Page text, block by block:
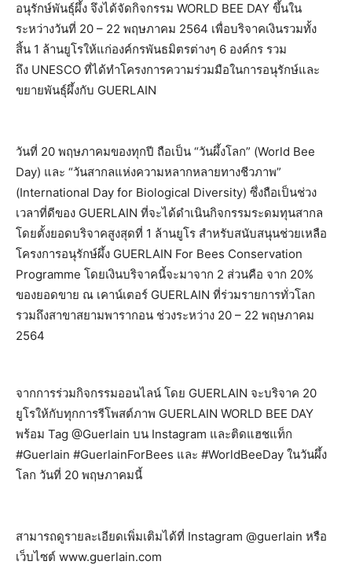
อนุรักษ์พันธุ์ผึ้ง จึงได้จัดกิจกรรม WORLD BEE DAY ขึ้นใน
ระหว่างวันที่ 20 – 22 พฤษภาคม 2564 เพื่อบริจาคเงินรวมทั้ง
สิ้น 1 ล้านยูโรให้แก่องค์กรพันธมิตรต่างๆ 6 องค์กร รวม
ถึง UNESCO ที่ได้ทำโครงการความร่วมมือในการอนุรักษ์และ
ขยายพันธุ์ผึ้งกับ GUERLAIN
วันที่ 20 พฤษภาคมของทุกปี ถือเป็น “วันผึ้งโลก” (World Bee
Day) และ “วันสากลแห่งความหลากหลายทางชีวภาพ”
(International Day for Biological Diversity) ซึ่งถือเป็นช่วง
เวลาที่ดีของ GUERLAIN ที่จะได้ดำเนินกิจกรรมระดมทุนสากล
โดยตั้งยอดบริจาคสูงสุดที่ 1 ล้านยูโร สำหรับสนับสนุนช่วยเหลือ
โครงการอนุรักษ์ผึ้ง GUERLAIN For Bees Conservation
Programme โดยเงินบริจาคนี้จะมาจาก 2 ส่วนคือ​ จาก 20%
ของยอดขาย ณ เคาน์เตอร์ GUERLAIN ที่ร่วมรายการทั่วโลก
รวมถึงสาขาสยามพารากอน ช่วงระหว่าง 20 – 22 พฤษภาคม
2564
จากการร่วมกิจกรรมออนไลน์ โดย GUERLAIN จะบริจาค 20
ยูโรให้กับทุกการรีโพสต์ภาพ GUERLAIN WORLD BEE DAY
พร้อม Tag @Guerlain บน Instagram และติดแฮชแท็ก
#Guerlain #GuerlainForBees และ #WorldBeeDay ในวันผึ้ง
โลก วันที่ 20 พฤษภาคมนี้
สามารถดูรายละเอียดเพิ่มเติมได้ที่ Instagram @guerlain หรือ
เว็บไซต์ www.guerlain.com